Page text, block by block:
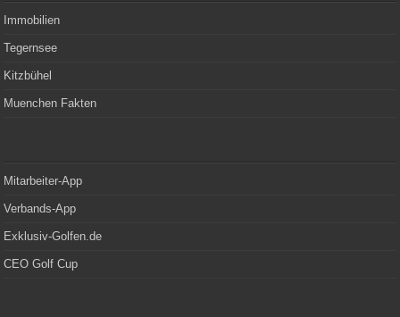
Immobilien
Tegernsee
Kitzbühel
Muenchen Fakten
Mitarbeiter-App
Verbands-App
Exklusiv-Golfen.de
CEO Golf Cup